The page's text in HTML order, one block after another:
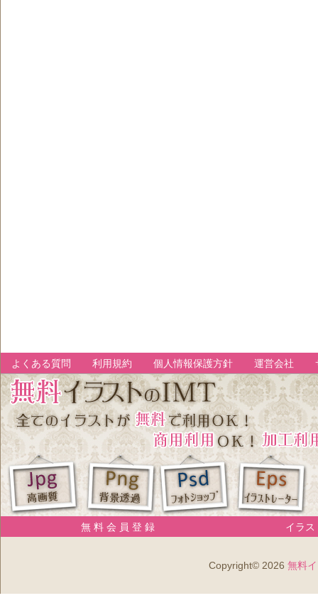
よくある質問 利用規約 個人情報保護方針 運営会社
無 料 会 員 登 録 イラス
Copyright© 2026 無料